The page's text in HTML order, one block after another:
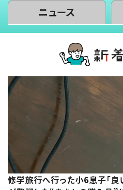
ニュース
修学旅行へ行った小6息子「良